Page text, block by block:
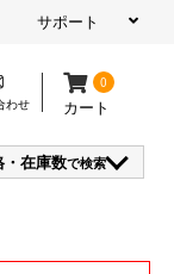
サポート
わせ
0
カート
・在庫数で検索